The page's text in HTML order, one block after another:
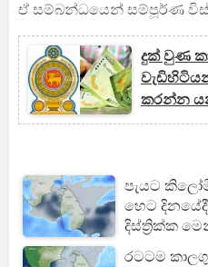
ඒ සම්බන්ධයෙන් සම්පූර්ණ
දුක් වුණ
කරන්න
මොකක්ද
පැයට
හෙට
දිස්ත්‍රික්ක
රටටම